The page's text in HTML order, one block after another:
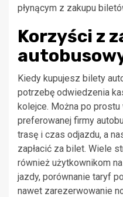
płynącym z zakupu
Korzyści z
Kiedy kupujesz bilety
potrzebę odwiedzenia
kolejce. Można po
preferowanej firmy
trasę i czas odjazdu, a
zapłacić za bilet. Wiele
również użytkownikom
jazdy, porównanie taryf
nawet zarezerwowanie